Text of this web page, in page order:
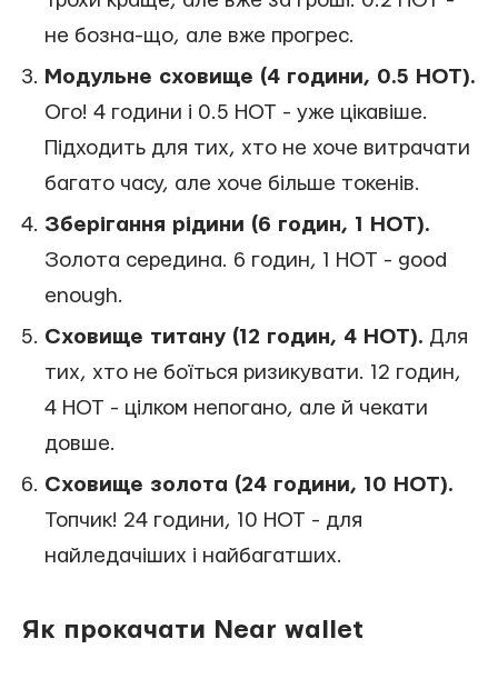
не бозна-що, але вже прогрес.
Модульне сховище (4 години, 0.5 HOT).
Ого! 4 години і 0.5 HOT - уже цікавіше.
Підходить для тих, хто не хоче витрачати
багато часу, але хоче більше токенів.
Зберігання рідини (6 годин, 1 HOT).
Золота середина. 6 годин, 1 HOT - good
enough.
Сховище титану (12 годин, 4 HOT). Для
тих, хто не боїться ризикувати. 12 годин,
4 HOT - цілком непогано, але й чекати
довше.
Сховище золота (24 години, 10 HOT).
Топчик! 24 години, 10 HOT - для
найледачіших і найбагатших.
Як прокачати Near wallet